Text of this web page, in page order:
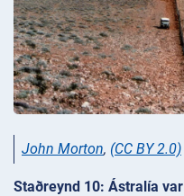
John Morton, (CC BY 2.0)
Staðreynd 10: Ástralía